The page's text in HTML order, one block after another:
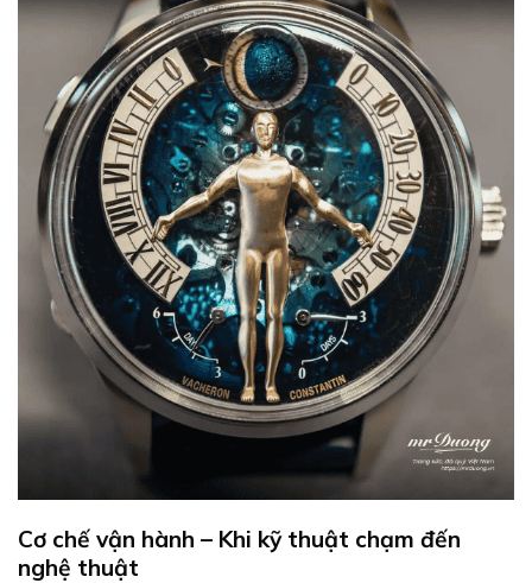
Cơ chế vận hành – Khi kỹ thuật chạm đến
nghệ thuật